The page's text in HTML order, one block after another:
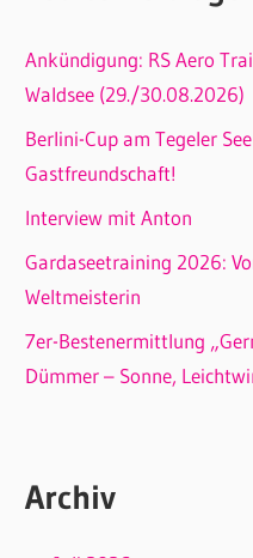
Ankündigung: RS Aero
Waldsee (29./30.08.2026)
Berlini-Cup am Tegeler
Gastfreundschaft!
Interview mit Anton
Gardaseetraining 2026:
Weltmeisterin
7er-Bestenermittlung
Dümmer – Sonne,
Archiv